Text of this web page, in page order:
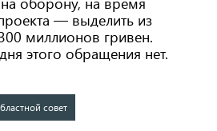
— выделить из
миллионов гривен.
этого обращения нет.
совет